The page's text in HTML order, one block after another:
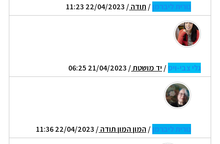
נורית ליברמן/ תודה/ 22/04/2023 11:23
גלי צבי-ויס/ יד מושטת/ 21/04/2023 06:25
נורית ליברמן/ המון המון תודה/ 22/04/2023 11:36